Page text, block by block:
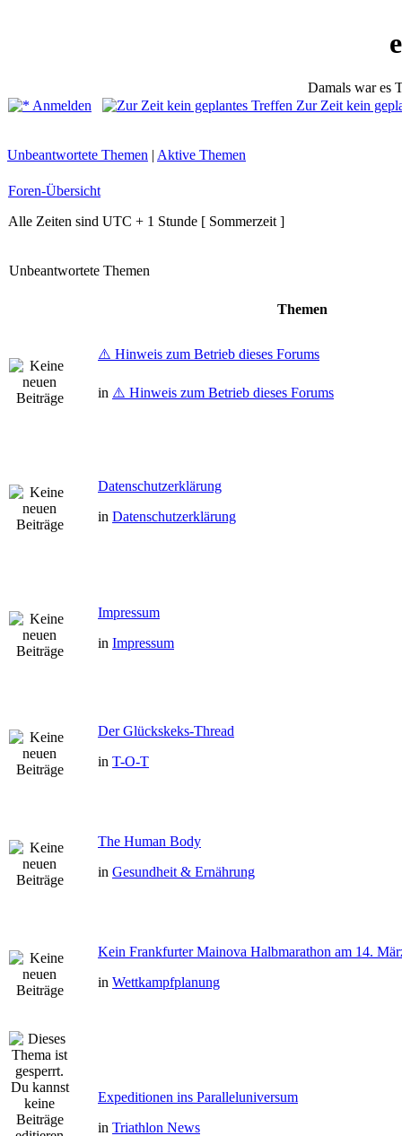
Damals war es
Anmelden
Zur Zeit kein
Unbeantwortete Themen | Aktive Themen
Foren-Übersicht
Alle Zeiten sind UTC + 1 Stunde [ Sommerzeit ]
Unbeantwortete Themen
Themen
⚠️ Hinweis zum Betrieb dieses Forums
in ⚠️ Hinweis zum Betrieb dieses Forums
Datenschutzerklärung
in Datenschutzerklärung
Impressum
in Impressum
Der Glückskeks-Thread
in T-O-T
The Human Body
in Gesundheit & Ernährung
Kein Frankfurter Mainova Halbmarathon am 14.
in Wettkampfplanung
Expeditionen ins Paralleluniversum
in Triathlon News